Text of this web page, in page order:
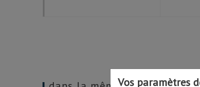
Vos paramètres